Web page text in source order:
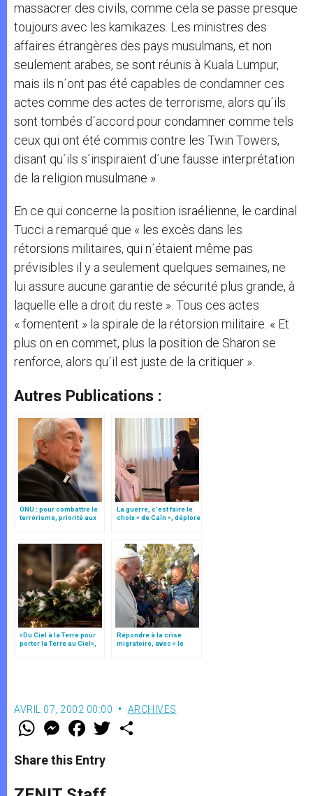
massacrer des civils, comme cela se passe presque
toujours avec les kamikazes. Les ministres des
affaires étrangères des pays musulmans, et non
seulement arabes, se sont réunis à Kuala Lumpur,
mais ils n´ont pas été capables de condamner ces
actes comme des actes de terrorisme, alors qu´ils
sont tombés d´accord pour condamner comme tels
ceux qui ont été commis contre les Twin Towers,
disant qu´ils s´inspiraient d´une fausse interprétation
de la religion musulmane ».
En ce qui concerne la position israélienne, le cardinal
Tucci a remarqué que « les excès dans les
rétorsions militaires, qui n´étaient même pas
prévisibles il y a seulement quelques semaines, ne
lui assure aucune garantie de sécurité plus grande, à
laquelle elle a droit du reste ». Tous ces actes
« fomentent » la spirale de la rétorsion militaire. « Et
plus on en commet, plus la position de Sharon se
renforce, alors qu´il est juste de la critiquer ».
Autres Publications :
ONU : pour combattre le
terrorisme, priorité aux
La guerre, c’est faire le
choix « de Caïn », déplore
«Du Ciel à la Terre pour
porter la Terre au Ciel»,
Répondre à la crise
migratoire, avec « le
AVRIL 07, 2002 00:00 ARCHIVES
W
t
s
p
M
e
s
e
g
F
a
e
b
o
w
Share this Entry